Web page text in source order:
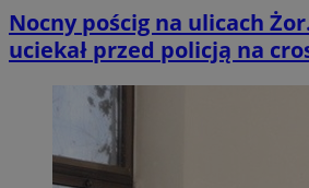
Nocny pościg na ulicach
uciekał przed policją na